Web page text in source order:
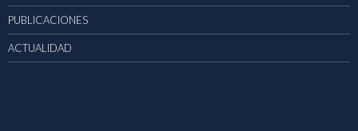
PUBLICACIONES
ACTUALIDAD